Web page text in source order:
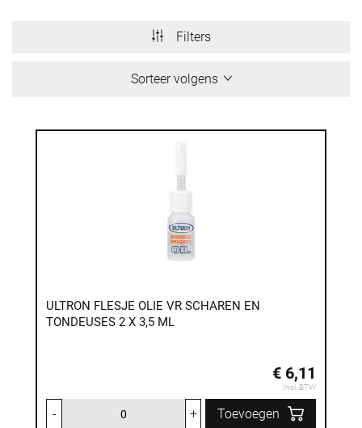
Filters
Sorteer volgens
ULTRON FLESJE OLIE VR SCHAREN EN
TONDEUSES 2 X 3,5 ML
€ 6,11
Incl. BTW
- + Toevoegen